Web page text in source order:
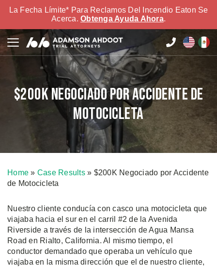
La Fecha Límite* Para Reclamos Del Incendio Eaton Se
Acerca. Obtenga Ayuda Ahora.
$200K Negociado por Accidente de
Motocicleta
Home » Case Results» $200K Negociado por Accidente
de Motocicleta
Nuestro cliente conducía con casco una motocicleta que
viajaba hacia el sur en el carril #2 de la Avenida
Riverside a través de la intersección de Agua Mansa
Road en Rialto, California. Al mismo tiempo, el
conductor demandado que operaba un vehículo que
viajaba en la misma dirección que el de nuestro cliente,